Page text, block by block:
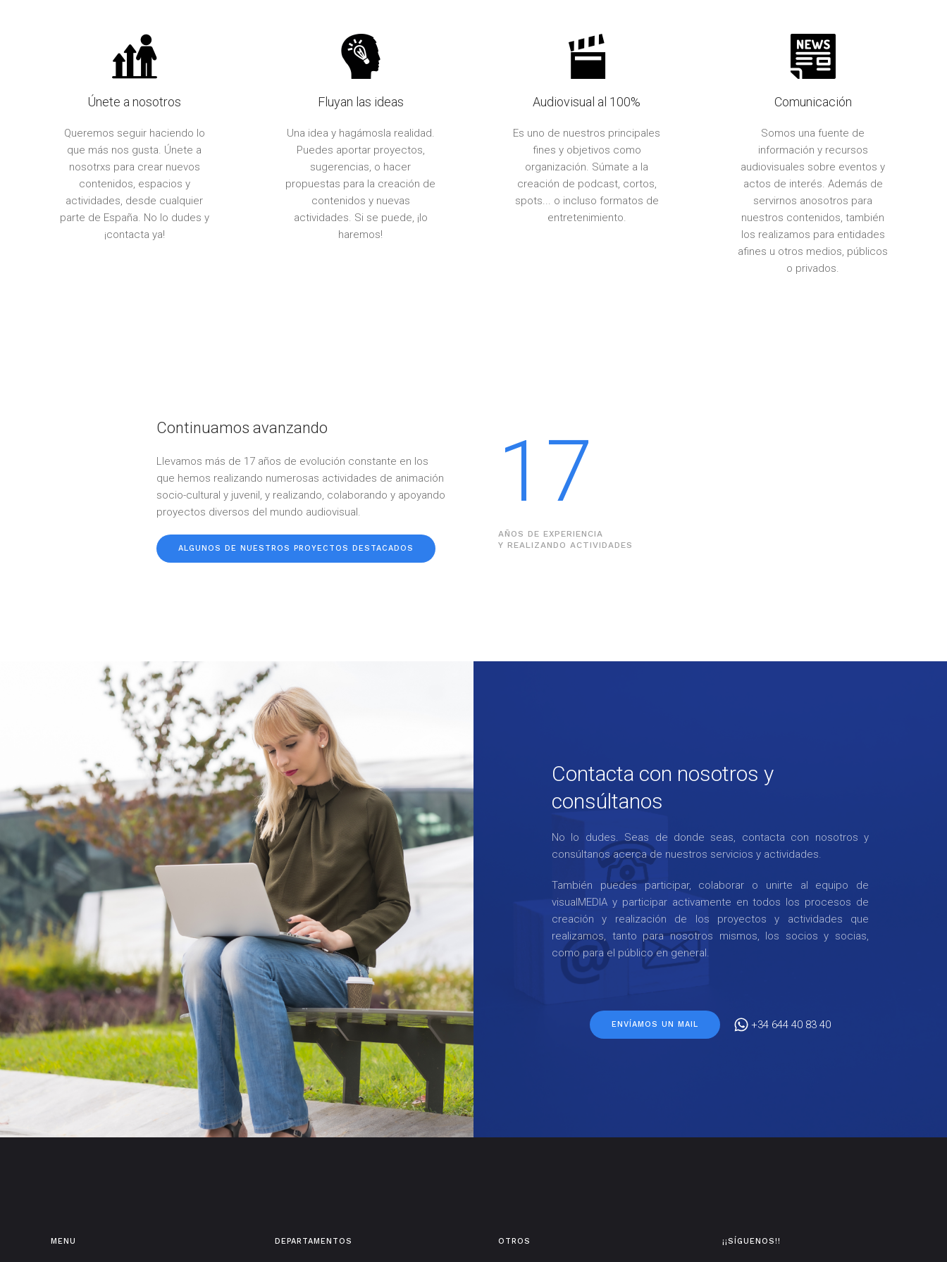
Únete a nosotros
Queremos seguir haciendo lo
que más nos gusta. Únete a
nosotrxs para crear nuevos
contenidos, espacios y
actividades, desde cualquier
parte de España. No lo dudes y
¡contacta ya!
Fluyan las ideas
Una idea y hagámosla realidad.
Puedes aportar proyectos,
sugerencias, o hacer
propuestas para la creación de
contenidos y nuevas
actividades. Si se puede, ¡lo
haremos!
Audiovisual al 100%
Es uno de nuestros principales
fines y objetivos como
organización. Súmate a la
creación de podcast, cortos,
spots... o incluso formatos de
entretenimiento.
Comunicación
Somos una fuente de
información y recursos
audiovisuales sobre eventos y
actos de interés. Además de
servirnos anosotros para
nuestros contenidos, también
los realizamos para entidades
afines u otros medios, públicos
o privados.
Continuamos avanzando
Llevamos más de 17 años de evolución constante en los
que hemos realizando numerosas actividades de animación
socio-cultural y juvenil, y realizando, colaborando y apoyando
proyectos diversos del mundo audiovisual.
ALGUNOS DE NUESTROS PROYECTOS DESTACADOS
17
AÑOS DE EXPERIENCIA
Y REALIZANDO ACTIVIDADES
Contacta con nosotros y
consúltanos
No lo dudes. Seas de donde seas, contacta con nosotros y
consúltanos acerca de nuestros servicios y actividades.
También puedes participar, colaborar o unirte al equipo de
visualMEDIA y participar activamente en todos los procesos de
creación y realización de los proyectos y actividades que
realizamos, tanto para nosotros mismos, los socios y socias,
como para el público en general.
ENVÍAMOS UN MAIL +34 644 40 83 40
MENU DEPARTAMENTOS OTROS ¡¡SÍGUENOS!!